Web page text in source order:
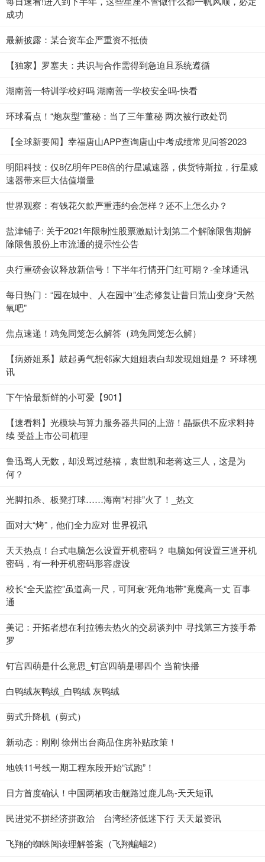
成功
最新披露：某合资车企严重资不抵债
【独家】罗塞夫：共识与合作需得到急迫且系统遵循
湖南善一特训学校好吗 湖南善一学校安全吗-快看
环球看点！“炮灰型”董秘：当了三年董秘 两次被行政处罚
【全球新要闻】幸福唐山APP查询唐山中考成绩常见问答2023
明阳科技：仅8亿明年PE8倍的行星减速器，供货特斯拉，行星减
速器带来巨大估值增量
世界观察：有钱花欠款严重违约会怎样？还不上怎么办？
盐津铺子: 关于2021年限制性股票激励计划第二个解除限售期解
除限售股份上市流通的提示性公告
央行重磅会议释放新信号！下半年行情开门红可期？-全球通讯
每日热门：“园在城中、人在园中”生态修复让昔日荒山变身“天然
氧吧”
焦点速递！鸡兔同笼怎么解答（鸡兔同笼怎么解）
【病娇姐系】鼓起勇气想邻家大姐姐表白却发现姐姐是？ 环球视
讯
下午恰最新鲜的小可爱【901】
【速看料】光模块与算力服务器共同的上游！晶振供不应求料持
续 受益上市公司梳理
鲁迅骂人无数，却没骂过慈禧，袁世凯和老蒋这三人，这是为
何？
光脚扣杀、板凳打球……海南“村排”火了！_热文
面对大“烤”，他们全力应对 世界视讯
天天热点！台式电脑怎么设置开机密码？ 电脑如何设置三道开机
密码，有一种开机密码形容虚设
校长“全天监控”虽道高一尺，可阿衰“死角地带”竟魔高一丈 百事
通
美记：开拓者想在利拉德去热火的交易谈判中 寻找第三方接手希
罗
钉宫四萌是什么意思_钉宫四萌是哪四个 当前快播
白鸭绒灰鸭绒_白鸭绒 灰鸭绒
剪式升降机（剪式）
新动态：刚刚 徐州出台商品住房补贴政策！
地铁11号线一期工程东段开始“试跑”！
日方首度确认！中国两栖攻击舰路过鹿儿岛-天天短讯
民进党不拼经济拼政治 台湾经济低迷下行 天天最资讯
飞翔的蜘蛛阅读理解答案（飞翔蝙蝠2）